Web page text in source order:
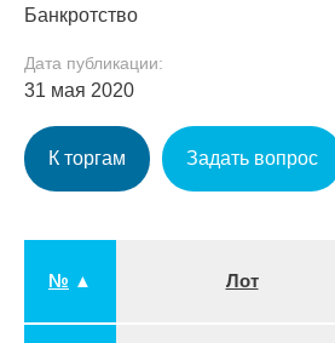
Банкротство
Дата публикации:
31 мая 2020
К торгам Задать вопрос
№ ▲ Лот